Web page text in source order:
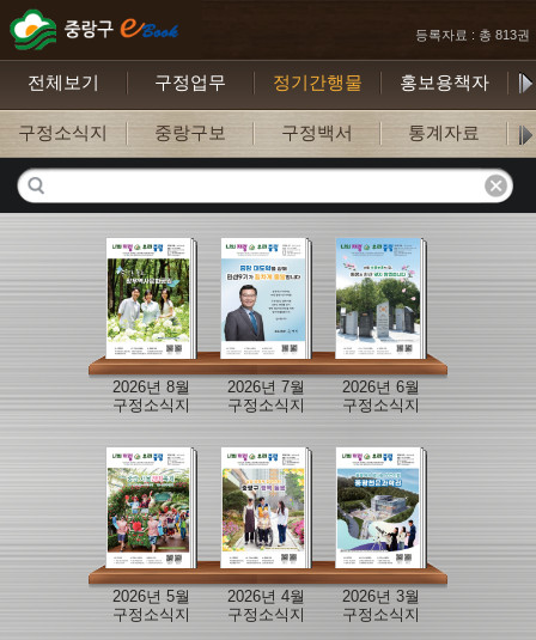
등록자료 : 총 813권
전체보기 구정업무 정기간행물 홍보용책자
구정소식지 중랑구보 구정백서 통계자료
2026년 8월
구정소식지
2026년 7월
구정소식지
2026년 6월
구정소식지
2026년 5월
구정소식지
2026년 4월
구정소식지
2026년 3월
구정소식지